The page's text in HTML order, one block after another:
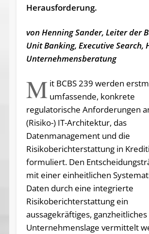
Herausforderung.
von Henning Sander, Leiter der
Unit Banking, Executive Search,
Unternehmensberatung
M it BCBS 239 werden
umfassende, konkrete
regulatorische Anforderungen
(Risiko-) IT-Architektur, das
Datenmanagement und die
Risikoberichterstattung in
formuliert. Den
mit einer einheitlichen
Daten durch eine integrierte
Risikoberichterstattung ein
aussagekräftiges,
Unternehmenslage vermittelt